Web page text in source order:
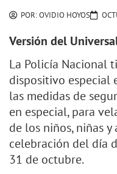
POR:OVIDIO HOYOS
Versión del
La Policía Nacional
dispositivo especial
las medidas de
en especial, para
de los niños, niñas
celebración del día
31 de octubre.